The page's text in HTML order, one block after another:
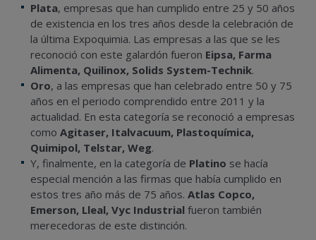
Plata, empresas que han cumplido entre 25 y 50 años
de existencia en los tres años desde la celebración de
la última Expoquimia. Las empresas a las que se les
reconoció con este galardón fueron Eipsa, Farma
Alimenta, Quilinox, Solids System-Technik.
Oro, a las empresas que han celebrado entre 50 y 75
años en el periodo comprendido entre 2011 y la
actualidad. En esta categoría se reconoció a empresas
como Agitaser, Italvacuum, Plastoquímica,
Quimipol, Telstar, Weg.
Y, finalmente, en la categoría de Platino se hacía
especial mención a las firmas que había cumplido en
estos tres año más de 75 años. Atlas Copco,
Emerson, Lleal, Vyc Industrial fueron también
merecedoras de este distinción.